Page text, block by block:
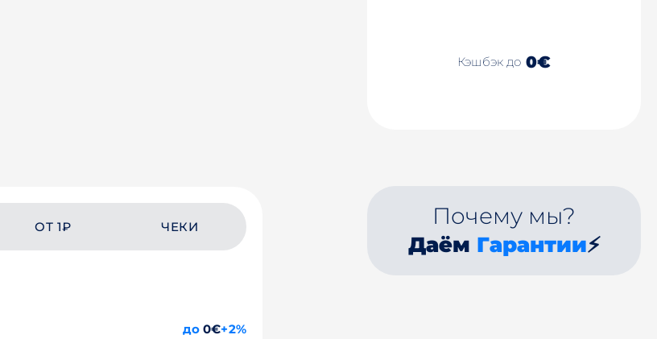
Кэшбэк до 0€
ОТ 1₽ ЧЕКИ
до0€+2%
Почему мы?
Даём Гарантии⚡